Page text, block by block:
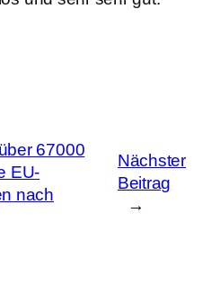
67000
EU-
nach
Nächster
Beitrag
→